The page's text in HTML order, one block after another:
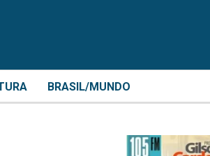
BRASIL/MUNDO